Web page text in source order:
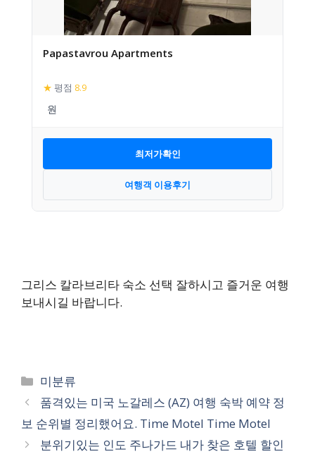
Papastavrou Apartments
★ 평점 8.9
최저가확인
여행객 이용후기
그리스 칼라브리타 숙소 선택 잘하시고 즐거운 여행
보내시길 바랍니다.
카
테
고
리
미분류
품격있는 미국 노갈레스 (AZ) 여행 숙박 예약 정
보 순위별 정리했어요. Time Motel Time Motel
분위기있는 인도 주나가드 내가 찾은 호텔 할인